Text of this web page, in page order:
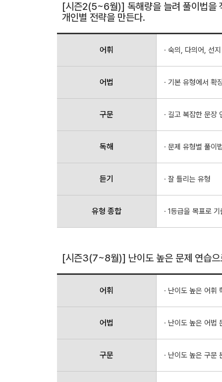
[시즌2(5~6월)] 독해량을 늘려 풀이법을
개인별 전략을 만든다.
어휘 · 숙의, 다의어, 선
어법 · 기본 유형에서 확
구문 · 길고 복잡한 문장
독해 · 문제 유형별 풀이
듣기 · 잘 틀리는 유형
유형 종합 · 1등급을 목표로
[시즌3(7~8월)] 난이도 높은 문제 연습으
어휘 · 난이도 높은 어휘
어법 · 난이도 높은 어법
구문 · 난이도 높은 구문